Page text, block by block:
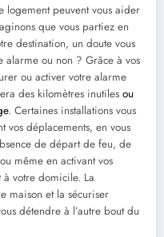
logement peuvent vous aider
que vous partiez en
destination, un doute vous
alarme ou non ? Grâce à vos
ou activer votre alarme
des kilomètres inutiles ou
. Certaines installations vous
vos déplacements, en vous
de départ de feu, de
même en activant vos
à votre domicile. La
maison et la sécuriser
détendre à l’autre bout du